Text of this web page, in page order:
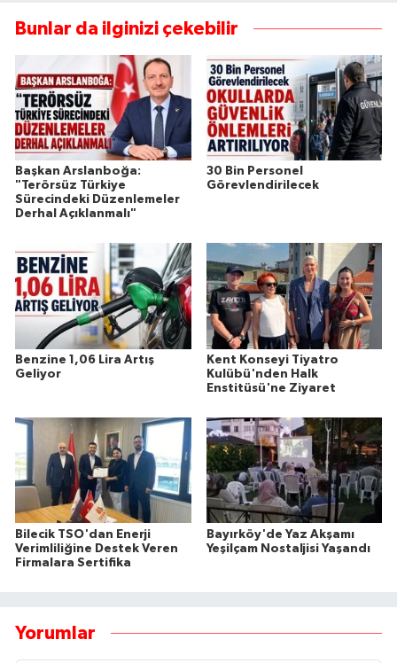
Bunlar da ilginizi çekebilir
Başkan Arslanboğa:
"Terörsüz Türkiye
Sürecindeki Düzenlemeler
Derhal Açıklanmalı"
30 Bin Personel
Görevlendirilecek
Benzine 1,06 Lira Artış
Geliyor
Kent Konseyi Tiyatro
Kulübü'nden Halk
Enstitüsü'ne Ziyaret
Bilecik TSO'dan Enerji
Verimliliğine Destek Veren
Firmalara Sertifika
Bayırköy'de Yaz Akşamı
Yeşilçam Nostaljisi Yaşandı
Yorumlar